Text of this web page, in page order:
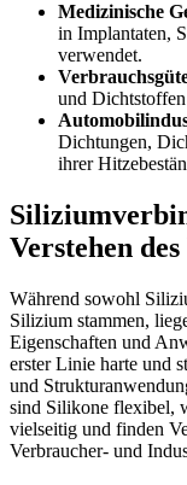
Medizinische
in Implantaten,
verwendet.
und
Dichtungen,
ihrer
Verstehen
Während sowohl
Silizium stammen,
Eigenschaften und
erster Linie harte und
und
sind Silikone flexibel,
vielseitig und finden
Verbraucher- und